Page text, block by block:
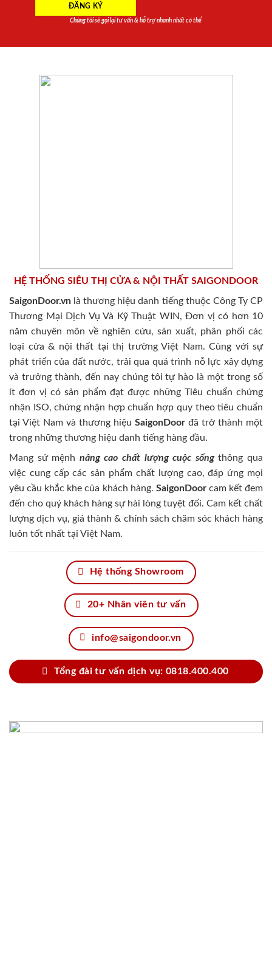
Chúng tôi sẽ gọi lại tư vấn & hỗ trợ nhanh nhất có thể
HỆ THỐNG SIÊU THỊ CỬA & NỘI THẤT SAIGONDOOR
SaigonDoor.vn là thương hiệu danh tiếng thuộc Công Ty CP
Thương Mại Dịch Vụ Và Kỹ Thuật WIN, Đơn vị có hơn 10
năm chuyên môn về nghiên cứu, sản xuất, phân phối các
loại cửa & nội thất tại thị trường Việt Nam. Cùng với sự
phát triển của đất nước, trải qua quá trình nỗ lực xây dựng
và trưởng thành, đến nay chúng tôi tự hào là một trong số
ít đơn vị có sản phẩm đạt được những Tiêu chuẩn chứng
nhận ISO, chứng nhận hợp chuẩn hợp quy theo tiêu chuẩn
tại Việt Nam và thương hiệu SaigonDoor đã trở thành một
trong những thương hiệu danh tiếng hàng đầu.
Mang sứ mệnh nâng cao chất lượng cuộc sốngthông qua
việc cung cấp các sản phẩm chất lượng cao, đáp ứng mọi
yêu cầu khắc khe của khách hàng. SaigonDoorcam kết đem
đến cho quý khách hàng sự hài lòng tuyệt đối. Cam kết chất
lượng dịch vụ, giá thành & chính sách chăm sóc khách hàng
luôn tốt nhất tại Việt Nam.
Hệ thống Showroom
20+ Nhân viên tư vấn
info@saigondoor.vn
Tổng đài tư vấn dịch vụ: 0818.400.400